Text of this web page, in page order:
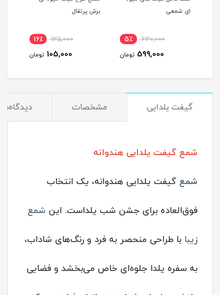
ای شمعی
630,000 5٪
599,000 تومان
برش پرتقال
125,000 16٪
105,000 تومان
گیفت یلدایی مشخصات دیدگاه‌ها
شمع گیفت یلدایی هندوانه
شمع گیفت یلدایی هندوانه، یک انتخاب
فوق‌العاده برای جشن شب یلداست. این شمع
زیبا با طراحی منحصر به فرد و رنگ‌های شاداب،
به سفره یلدا جلوه‌ای خاص می‌بخشد و فضایی